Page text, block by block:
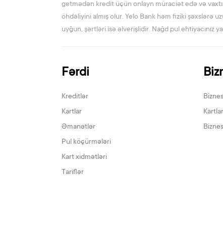
getmədən kredit üçün onlayn müraciət edə və
öhdəliyini almış olur. Yelo Bank həm fiziki şəxslərə
uyğun, şərtləri isə əlverişlidir. Nağd pul ehtiyacınız
Fərdi
Kreditlər
Kartlar
Əmanətlər
Pul köçürmələri
Kart xidmətləri
Tariflər
Kartlar